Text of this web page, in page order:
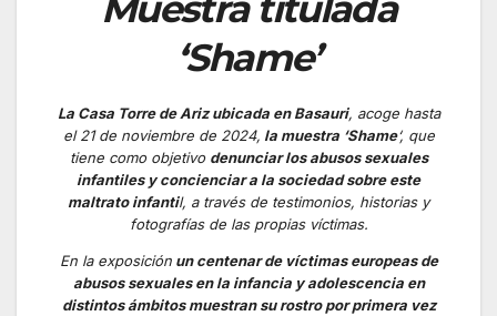
‘Shame’
La Casa Torre de Ariz ubicada en Basauri, acoge hasta
el 21 de noviembre de 2024, la muestra ‘Shame‘, que
tiene como objetivo denunciar los abusos sexuales
infantiles y concienciar a la sociedad sobre este
maltrato infantil, a través de testimonios, historias y
fotografías de las propias víctimas.
En la exposiciónun centenar de víctimas europeas de
abusos sexuales en la infancia y adolescencia en
distintos ámbitos muestran su rostro por primera vez